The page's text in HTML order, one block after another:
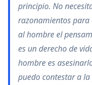
principio. No
razonamientos
al hombre el
es un derecho de
hombre es
puedo contestar a